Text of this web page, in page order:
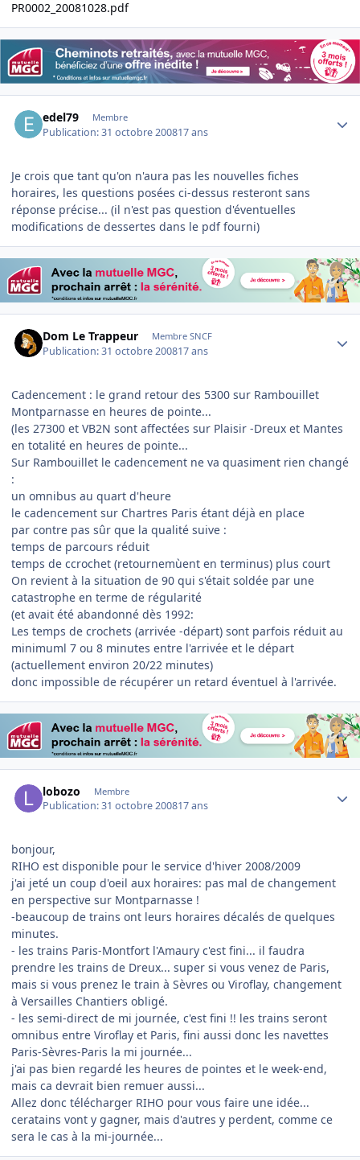
PR0002_20081028.pdf
edel79 Membre
Publication:31 octobre 200817 ans
Je crois que tant qu'on n'aura pas les nouvelles fiches
horaires, les questions posées ci-dessus resteront sans
réponse précise... (il n'est pas question d'éventuelles
modifications de dessertes dans le pdf fourni)
Dom Le Trappeur Membre SNCF
Publication:31 octobre 200817 ans
Cadencement : le grand retour des 5300 sur Rambouillet
Montparnasse en heures de pointe...
(les 27300 et VB2N sont affectées sur Plaisir -Dreux et Mantes
en totalité en heures de pointe...
Sur Rambouillet le cadencement ne va quasiment rien changé
:
un omnibus au quart d'heure
le cadencement sur Chartres Paris étant déjà en place
par contre pas sûr que la qualité suive :
temps de parcours réduit
temps de ccrochet (retournemùent en terminus) plus court
On revient à la situation de 90 qui s'était soldée par une
catastrophe en terme de régularité
(et avait été abandonné dès 1992:
Les temps de crochets (arrivée -départ) sont parfois réduit au
minimuml 7 ou 8 minutes entre l'arrivée et le départ
(actuellement environ 20/22 minutes)
donc impossible de récupérer un retard éventuel à l'arrivée.
lobozo Membre
Publication:31 octobre 200817 ans
bonjour,
RIHO est disponible pour le service d'hiver 2008/2009
j'ai jeté un coup d'oeil aux horaires: pas mal de changement
en perspective sur Montparnasse !
-beaucoup de trains ont leurs horaires décalés de quelques
minutes.
- les trains Paris-Montfort l'Amaury c'est fini... il faudra
prendre les trains de Dreux... super si vous venez de Paris,
mais si vous prenez le train à Sèvres ou Viroflay, changement
à Versailles Chantiers obligé.
- les semi-direct de mi journée, c'est fini !! les trains seront
omnibus entre Viroflay et Paris, fini aussi donc les navettes
Paris-Sèvres-Paris la mi journée...
j'ai pas bien regardé les heures de pointes et le week-end,
mais ca devrait bien remuer aussi...
Allez donc télécharger RIHO pour vous faire une idée...
ceratains vont y gagner, mais d'autres y perdent, comme ce
sera le cas à la mi-journée...